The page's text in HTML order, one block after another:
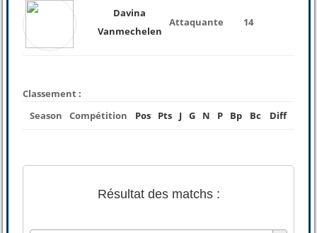
Davina
Vanmechelen
Attaquante 14
Classement :
Season
Compétition Pos Pts J G N P Bp Bc Diff
Résultat des matchs :